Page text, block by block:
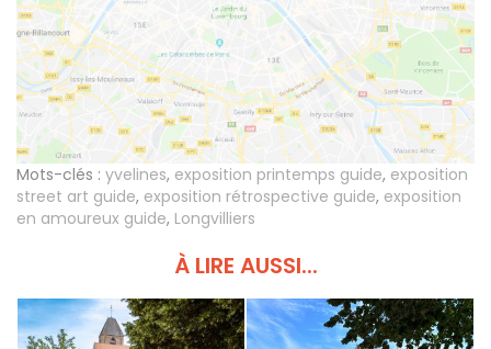
Mots-clés : yvelines, exposition printemps guide, exposition
street art guide, exposition rétrospective guide, exposition
en amoureux guide, Longvilliers
À LIRE AUSSI...